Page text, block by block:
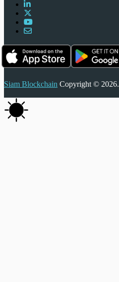
Siam Blockchain Copyright © 2026.